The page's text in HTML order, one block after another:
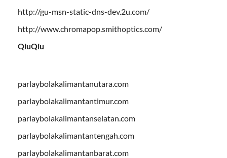
http://gu-msn-static-dns-dev.2u.com/
http://www.chromapop.smithoptics.com/
QiuQiu
parlaybolakalimantanutara.com
parlaybolakalimantantimur.com
parlaybolakalimantanselatan.com
parlaybolakalimantantengah.com
parlaybolakalimantanbarat.com